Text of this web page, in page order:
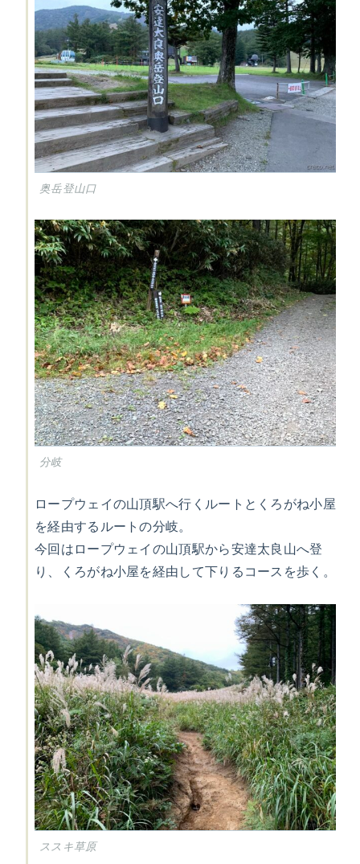
奥岳登山口
分岐
ロープウェイの山頂駅へ行くルートとくろがね小屋
を経由するルートの分岐。
今回はロープウェイの山頂駅から安達太良山へ登
り、くろがね小屋を経由して下りるコースを歩く。
ススキ草原